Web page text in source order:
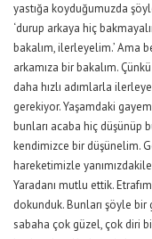
yastığa koyduğumuzda
‘durup arkaya hiç
bakalım, ilerleyelim.’ Ama
arkamıza bir bakalım.
daha hızlı adımlarla
gerekiyor. Yaşamdaki
bunları acaba hiç düşünüp
kendimizce bir düşünelim.
hareketimizle
Yaradanı mutlu ettik.
dokunduk. Bunları şöyle
sabaha çok güzel, çok diri